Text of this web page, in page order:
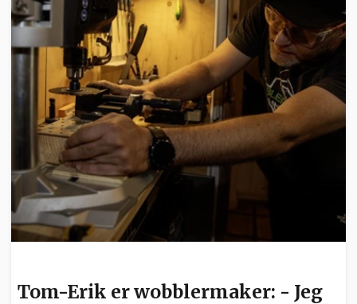
Tom-Erik er wobblermaker: - Jeg